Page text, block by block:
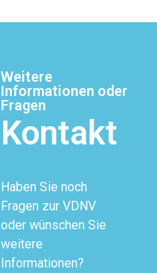
Weitere
Informationen oder
Fragen
Kontakt
Haben Sie noch
Fragen zur VDNV
oder wünschen Sie
weitere
Informationen?